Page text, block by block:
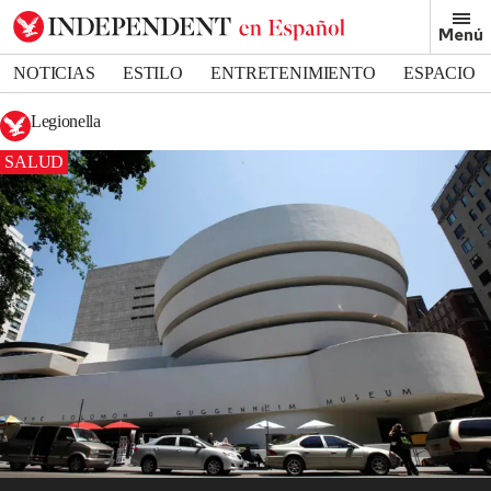
Menú
NOTICIAS ESTILO ENTRETENIMIENTO
ESPACIO
DEPORTES
Legionella
SALUD